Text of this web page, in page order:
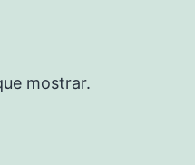
mostrar.